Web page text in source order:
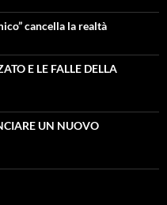
cancella la realtà
E LE FALLE DELLA
UN NUOVO